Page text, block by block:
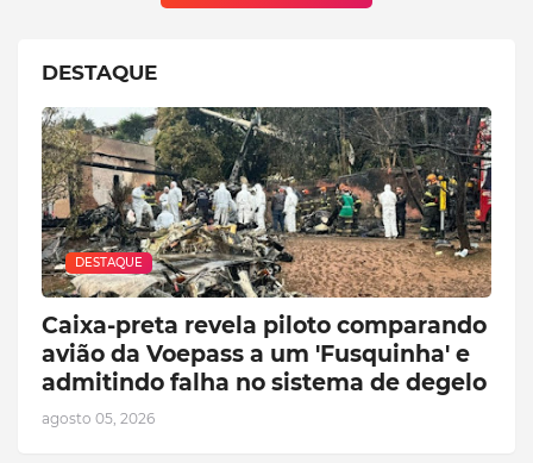
DESTAQUE
DESTAQUE
Caixa-preta revela piloto comparando
avião da Voepass a um 'Fusquinha' e
admitindo falha no sistema de degelo
agosto 05, 2026